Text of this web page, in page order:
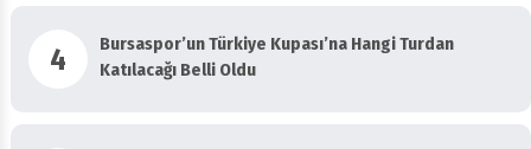
4
Bursaspor’un Türkiye Kupası’na Hangi Turdan
Katılacağı Belli Oldu